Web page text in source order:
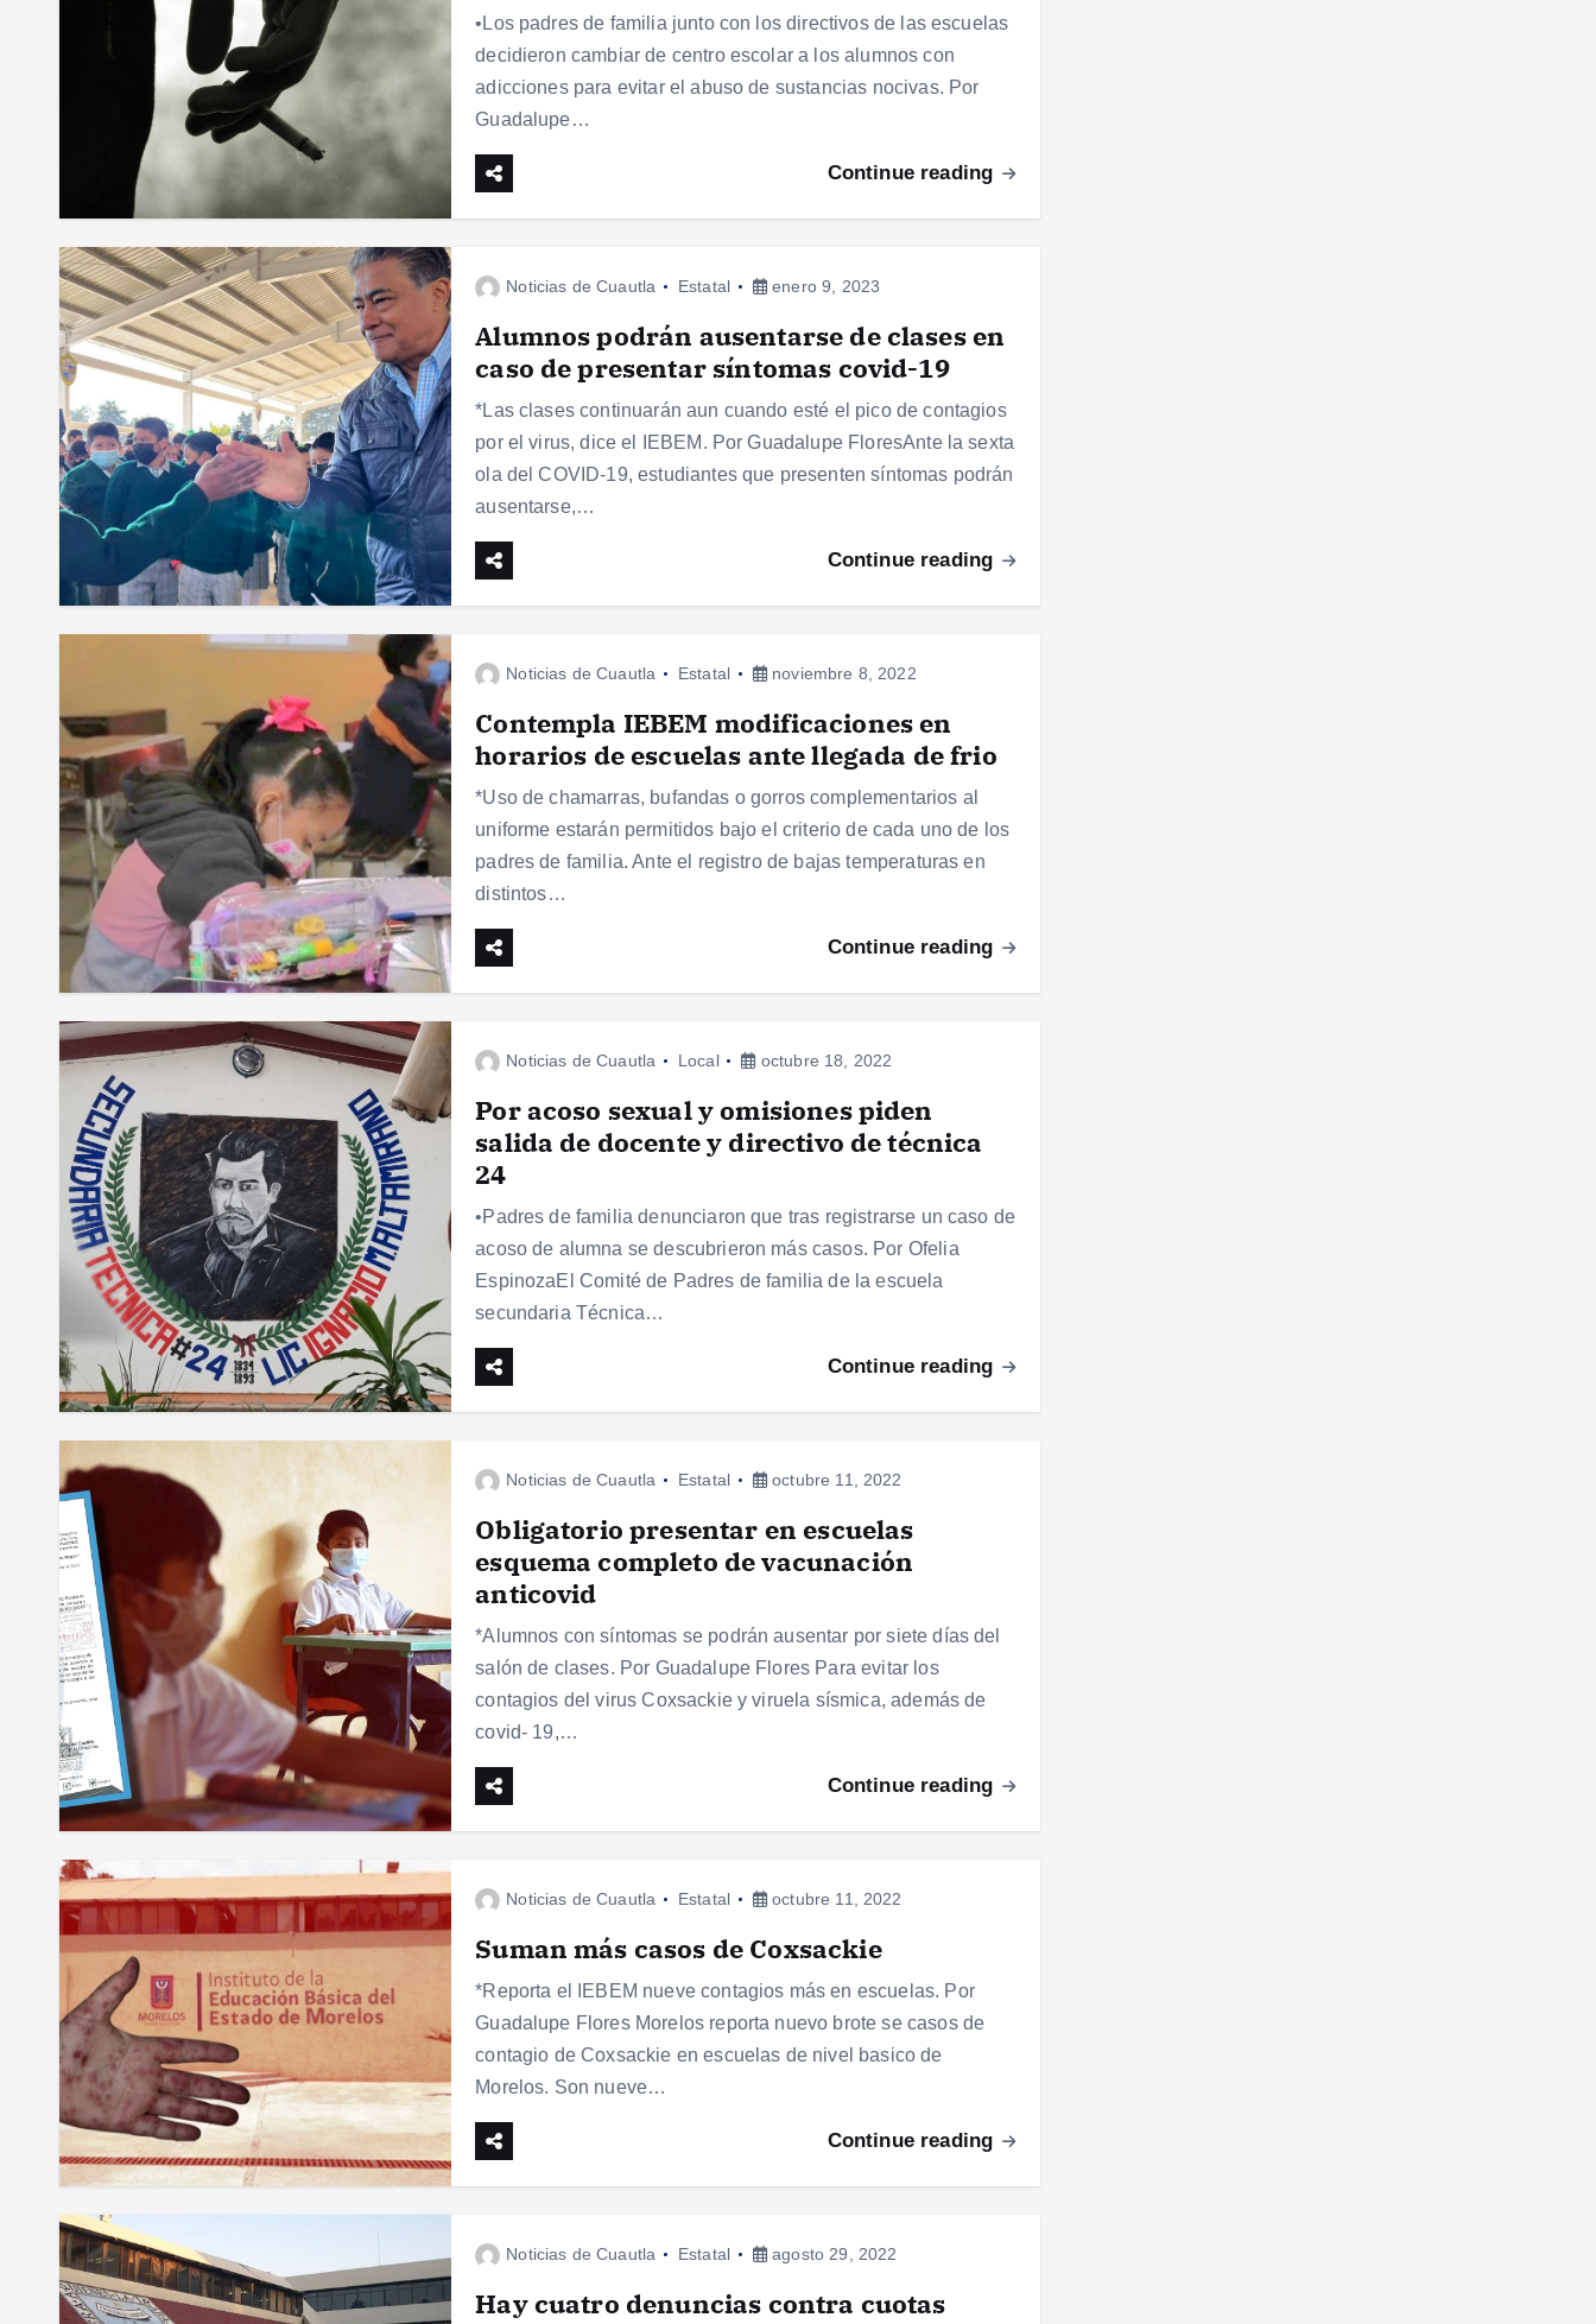
•Los padres de familia junto con los directivos de las escuelas
decidieron cambiar de centro escolar a los alumnos con
adicciones para evitar el abuso de sustancias nocivas. Por
Guadalupe…
Continue reading
Noticias de Cuautla Estatal enero 9, 2023
Alumnos podrán ausentarse de clases en
caso de presentar síntomas covid-19
*Las clases continuarán aun cuando esté el pico de contagios
por el virus, dice el IEBEM. Por Guadalupe FloresAnte la sexta
ola del COVID-19, estudiantes que presenten síntomas podrán
ausentarse,…
Continue reading
Noticias de Cuautla Estatal noviembre 8, 2022
Contempla IEBEM modificaciones en
horarios de escuelas ante llegada de frio
*Uso de chamarras, bufandas o gorros complementarios al
uniforme estarán permitidos bajo el criterio de cada uno de los
padres de familia. Ante el registro de bajas temperaturas en
distintos…
Continue reading
Noticias de Cuautla Local octubre 18, 2022
Por acoso sexual y omisiones piden
salida de docente y directivo de técnica
24
•Padres de familia denunciaron que tras registrarse un caso de
acoso de alumna se descubrieron más casos. Por Ofelia
EspinozaEl Comité de Padres de familia de la escuela
secundaria Técnica…
Continue reading
Noticias de Cuautla Estatal octubre 11, 2022
Obligatorio presentar en escuelas
esquema completo de vacunación
anticovid
*Alumnos con síntomas se podrán ausentar por siete días del
salón de clases. Por Guadalupe Flores Para evitar los
contagios del virus Coxsackie y viruela sísmica, además de
covid- 19,…
Continue reading
Noticias de Cuautla Estatal octubre 11, 2022
Suman más casos de Coxsackie
*Reporta el IEBEM nueve contagios más en escuelas. Por
Guadalupe Flores Morelos reporta nuevo brote se casos de
contagio de Coxsackie en escuelas de nivel basico de
Morelos. Son nueve…
Continue reading
Noticias de Cuautla Estatal agosto 29, 2022
Hay cuatro denuncias contra cuotas